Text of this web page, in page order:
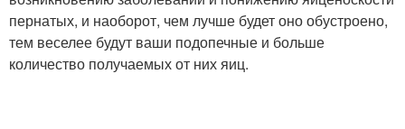
пернатых, и наоборот, чем лучше будет оно обустроено,
тем веселее будут ваши подопечные и больше
количество получаемых от них яиц.